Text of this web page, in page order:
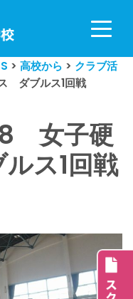
> 高校から > クラブ活
ダブルス1回戦
女子硬
ス1回戦